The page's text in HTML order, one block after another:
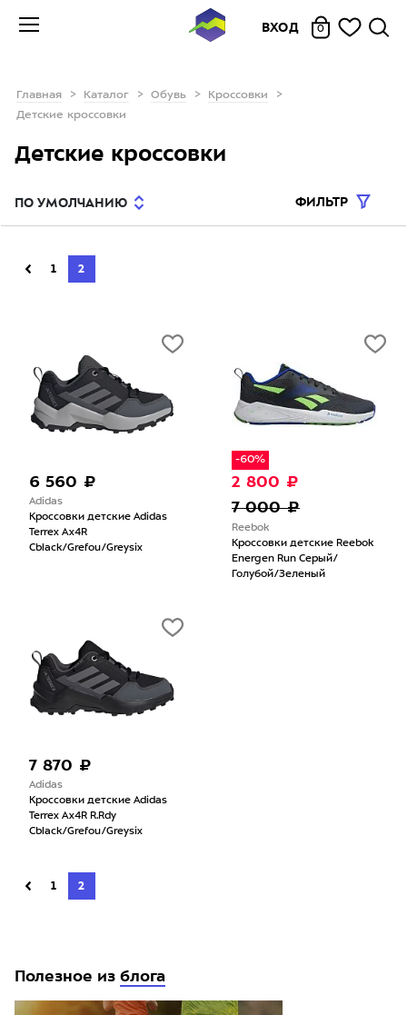
ВХОД 0
Главная Каталог Обувь
Кроссовки
Детские кроссовки
Детские кроссовки
ПО УМОЛЧАНИЮ ФИЛЬТР
1 2
6 560 ₽
Adidas
Кроссовки детские Adidas
Terrex Ax4R
Cblack/Grefou/Greysix
-60%
2 800 ₽
7 000 ₽
Reebok
Кроссовки детские Reebok
Energen Run Серый/
Голубой/Зеленый
7 870 ₽
Adidas
Кроссовки детские Adidas
Terrex Ax4R R.Rdy
Cblack/Grefou/Greysix
1 2
Полезное из блога